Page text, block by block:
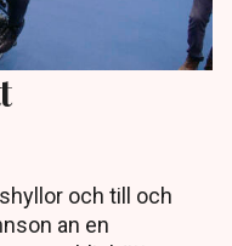
och till och
an en